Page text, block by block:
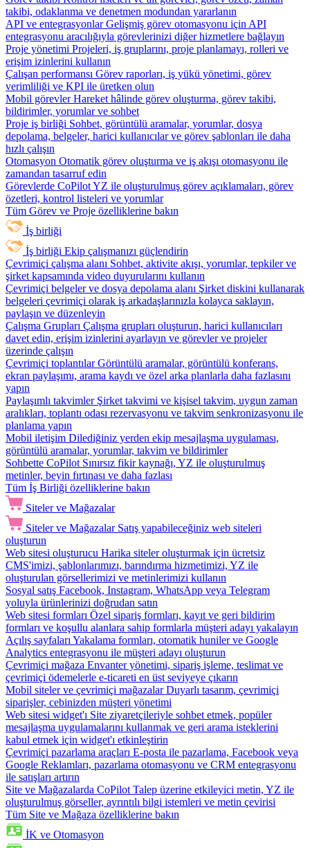
takibi, odaklanma ve denetmen modundan yararlanın
API ve entegrasyonlar Gelişmiş görev otomasyonu için API
entegrasyonu aracılığıyla görevlerinizi diğer hizmetlere bağlayın
Proje yönetimi Projeleri, iş gruplarını, proje planlamayı, rolleri ve
erişim izinlerini kullanın
Çalışan performansı Görev raporları, iş yükü yönetimi, görev
verimliliği ve KPI ile üretken olun
Mobil görevler Hareket hâlinde görev oluşturma, görev takibi,
bildirimler, yorumlar ve sohbet
Proje iş birliği Sohbet, görüntülü aramalar, yorumlar, dosya
depolama, belgeler, harici kullanıcılar ve görev şablonları ile daha
hızlı çalışın
Otomasyon Otomatik görev oluşturma ve iş akışı otomasyonu ile
zamandan tasarruf edin
Görevlerde CoPilotYZ ile oluşturulmuş görev açıklamaları, görev
özetleri, kontrol listeleri ve yorumlar
Tüm Görev ve Proje özelliklerine bakın
İş birliği
İş birliği Ekip çalışmanızı güçlendirin
Çevrimiçi çalışma alanı Sohbet, aktivite akışı, yorumlar, tepkiler ve
şirket kapsamında video duyurularını kullanın
Çevrimiçi belgeler ve dosya depolama alanı Şirket diskini kullanarak
belgeleri çevrimiçi olarak iş arkadaşlarınızla kolayca saklayın,
paylaşın ve düzenleyin
Çalışma Grupları Çalışma grupları oluşturun, harici kullanıcıları
davet edin, erişim izinlerini ayarlayın ve görevler ve projeler
üzerinde çalışın
Çevrimiçi toplantılar Görüntülü aramalar, görüntülü konferans,
ekran paylaşımı, arama kaydı ve özel arka planlarla daha fazlasını
yapın
Paylaşımlı takvimler Şirket takvimi ve kişisel takvim, uygun zaman
aralıkları, toplantı odası rezervasyonu ve takvim senkronizasyonu ile
planlama yapın
Mobil iletişim Dilediğiniz yerden ekip mesajlaşma uygulaması,
görüntülü aramalar, yorumlar, takvim ve bildirimler
Sohbette CoPilot Sınırsız fikir kaynağı, YZ ile oluşturulmuş
metinler, beyin fırtınası ve daha fazlası
Tüm İş Birliği özelliklerine bakın
Siteler ve Mağazalar
Siteler ve Mağazalar Satış yapabileceğiniz web siteleri
oluşturun
Web sitesi oluşturucu Harika siteler oluşturmak için ücretsiz
CMS'imizi, şablonlarımızı, barındırma hizmetimizi, YZ ile
oluşturulan görsellerimizi ve metinlerimizi kullanın
Sosyal satış Facebook, Instagram, WhatsApp veya Telegram
yoluyla ürünlerinizi doğrudan satın
Web sitesi formları Özel sipariş formları, kayıt ve geri bildirim
formları ve koşullu alanlara sahip formlarla müşteri adayı yakalayın
Açılış sayfaları Yakalama formları, otomatik huniler ve Google
Analytics entegrasyonu ile müşteri adayı oluşturun
Çevrimiçi mağaza Envanter yönetimi, sipariş işleme, teslimat ve
çevrimiçi ödemelerle e-ticareti en üst seviyeye çıkarın
Mobil siteler ve çevrimiçi mağazalar Duyarlı tasarım, çevrimiçi
siparişler, cebinizden müşteri yönetimi
Web sitesi widget'ı Site ziyaretçileriyle sohbet etmek, popüler
mesajlaşma uygulamalarını kullanmak ve geri arama isteklerini
kabul etmek için widget'ı etkinleştirin
Çevrimiçi pazarlama araçları E-posta ile pazarlama, Facebook veya
Google Reklamları, pazarlama otomasyonu ve CRM entegrasyonu
ile satışları artırın
Site ve Mağazalarda CoPilot Talep üzerine etkileyici metin, YZ ile
oluşturulmuş görseller, ayrıntılı bilgi istemleri ve metin çevirisi
Tüm Site ve Mağaza özelliklerine bakın
İK ve Otomasyon